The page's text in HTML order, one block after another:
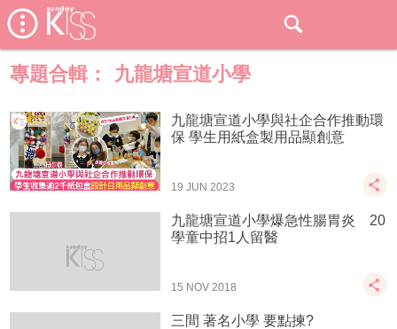
專題合輯： 九龍塘宣道小學
九龍塘宣道小學與社企合作推動環
保 學生用紙盒製用品顯創意
19 JUN 2023
九龍塘宣道小學爆急性腸胃炎 20
學童中招1人留醫
15 NOV 2018
三間 著名小學 要點揀?